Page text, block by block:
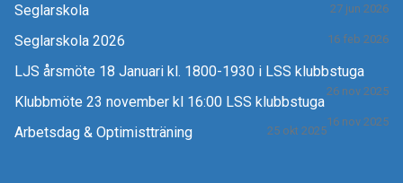
Seglarskola 27 jun 2026
Seglarskola 2026 16 feb 2026
LJS årsmöte 18 Januari kl. 1800-1930 i LSS klubbstuga
26 nov 2025
Klubbmöte 23 november kl 16:00 LSS klubbstuga
16 nov 2025
Arbetsdag & Optimistträning 25 okt 2025